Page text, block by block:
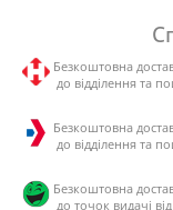
Безкоштовна
до відділення та
Безкоштовна
до відділення та
Безкоштовна
до точок видачі